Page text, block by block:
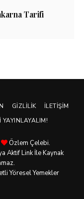
Tarifi
GIZLILIK
İLETIŞIM
Özlem Çelebi.
Aktif Link İle Kaynak
Yöresel Yemekler